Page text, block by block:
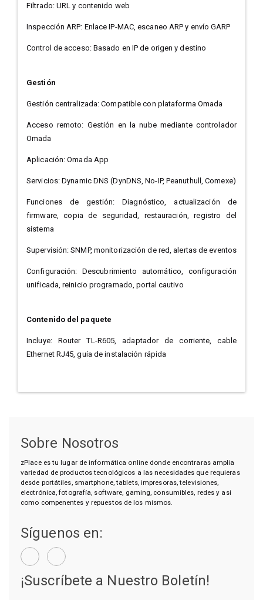
Filtrado: URL y contenido web
Inspección ARP: Enlace IP-MAC, escaneo ARP y envío GARP
Control de acceso: Basado en IP de origen y destino
Gestión
Gestión centralizada: Compatible con plataforma Omada
Acceso remoto: Gestión en la nube mediante controlador
Omada
Aplicación: Omada App
Servicios: Dynamic DNS (DynDNS, No-IP, Peanuthull, Comexe)
Funciones de gestión: Diagnóstico, actualización de
firmware, copia de seguridad, restauración, registro del
sistema
Supervisión: SNMP, monitorización de red, alertas de eventos
Configuración: Descubrimiento automático, configuración
unificada, reinicio programado, portal cautivo
Contenido del paquete
Incluye: Router TL-R605, adaptador de corriente, cable
Ethernet RJ45, guía de instalación rápida
Sobre Nosotros
zPlace es tu lugar de informática online donde encontraras amplia
variedad de productos tecnológicos a las necesidades que requieras
desde portátiles, smartphone, tablets, impresoras, televisiones,
electrónica, fotografía, software, gaming, consumibles, redes y asi
como compenentes y repuestos de los mismos.
Síguenos en:
¡Suscríbete a Nuestro Boletín!